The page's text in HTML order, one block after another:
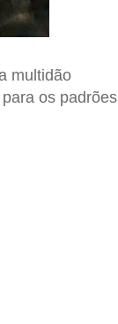
multidão
os padrões